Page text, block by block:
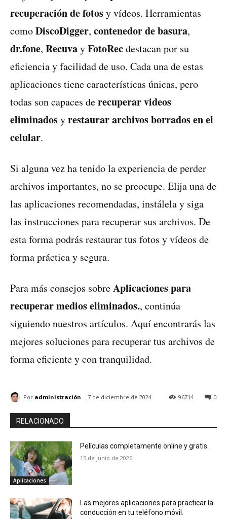
recuperación de fotosy vídeos. Herramientas
comoDiscoDigger, contenedor de basura,
dr.fone, RecuvayFotoRecdestacan por su
eficiencia y facilidad de uso. Cada una de estas
aplicaciones tiene características únicas, pero
todas son capaces derecuperar videos
eliminadosyrestaurar archivos borrados en el
celular.
Si alguna vez ha tenido la experiencia de perder
archivos importantes, no se preocupe. Elija una de
las aplicaciones recomendadas, instálela y siga
las instrucciones para recuperar sus archivos. De
esta forma podrás restaurar tus fotos y vídeos de
forma práctica y segura.
Para más consejos sobreAplicaciones para
recuperar medios eliminados., continúa
siguiendo nuestros artículos. Aquí encontrarás las
mejores soluciones para recuperar tus archivos de
forma eficiente y con tranquilidad.
0
96714
Por administración 7 de diciembre de 2024
RELACIONADO
Aplicaciones
Películas completamente online y gratis.
15 de junio de 2026
Las mejores aplicaciones para practicar la
conducción en tu teléfono móvil.